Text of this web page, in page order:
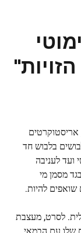
אריסטוקרטים
בלבוש חד
ועד לעניבה
מסמן מי
להיות.
לסרט, מעצבת